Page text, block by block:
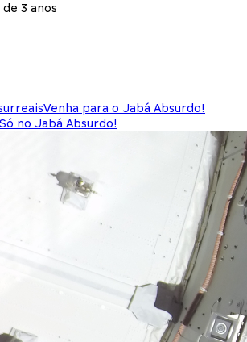
3 anos
Venha para o Jabá Absurdo!
Só no Jabá Absurdo!